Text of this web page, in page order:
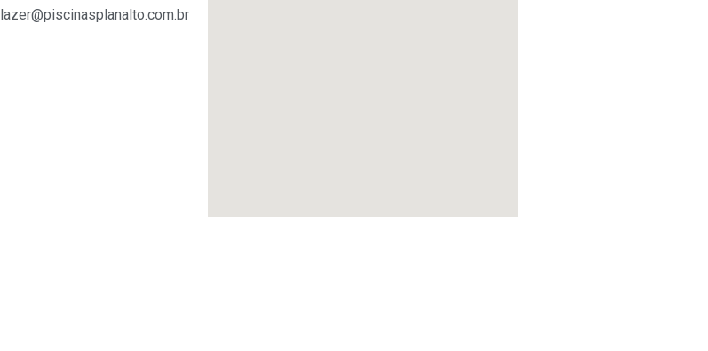
lazer@piscinasplanalto.com.br